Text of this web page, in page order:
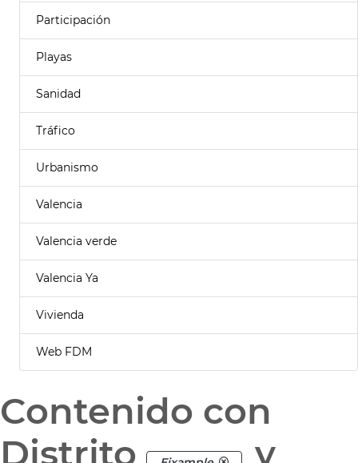
Participación
Playas
Sanidad
Tráfico
Urbanismo
Valencia
Valencia verde
Valencia Ya
Vivienda
Web FDM
Contenido con
Distrito
y